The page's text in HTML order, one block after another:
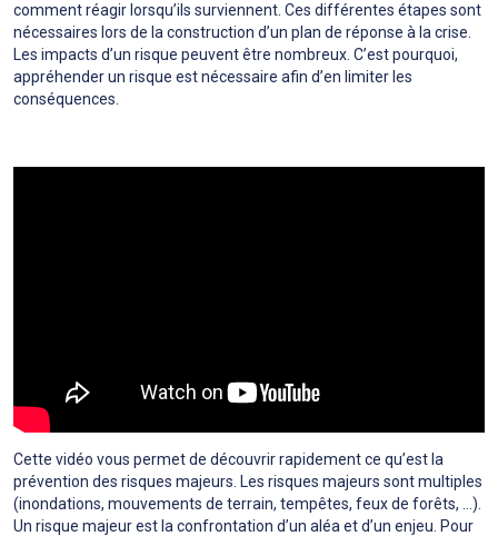
comment réagir lorsqu’ils surviennent. Ces différentes étapes sont
nécessaires lors de la construction d’un plan de réponse à la crise.
Les impacts d’un risque peuvent être nombreux. C’est pourquoi,
appréhender un risque est nécessaire afin d’en limiter les
conséquences.
Cette vidéo vous permet de découvrir rapidement ce qu’est la
prévention des risques majeurs. Les risques majeurs sont multiples
(inondations, mouvements de terrain, tempêtes, feux de forêts, …).
Un risque majeur est la confrontation d’un aléa et d’un enjeu. Pour